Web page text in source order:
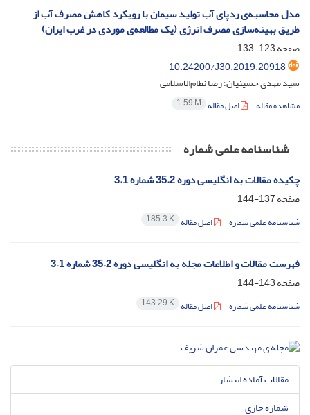
مدل محاسبه‌ی ردپای آب تولید سیمان با رویکرد کاهش مصرف آب از
طریق بهینه‌سازی مصرف انرژی (یک مطالعه‌ی موردی در غرب ایران)
صفحه123-133
10.24200/J30.2019.20918
سید مهدی حسینیان؛ رضا نظام‌الاسلامی
مشاهده مقاله اصل مقاله 1.59 M
شناسنامه علمی شماره
چکیده مقالات به انگلیسی دوره 35.2 شماره 3.1
صفحه137-144
شناسنامه علمی شماره اصل مقاله 185.3 K
فهرست مقالات و اطلاعات مجله به انگلیسی دوره 35.2 شماره 3.1
صفحه143-144
شناسنامه علمی شماره اصل مقاله 143.29 K
مقالات آماده انتشار
شماره جاری